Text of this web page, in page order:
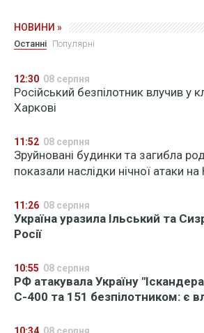
НОВИНИ »
Останні Популярні
12:30 08 серпня
Російський безпілотник влучив у
Харкові
11:52 08 серпня
Зруйновані будинки та загибла
показали наслідки нічної атаки на
11:26 08 серпня
Україна уразила Ільський та
Росії
10:55 08 серпня
РФ атакувала Україну
С-400 та 151 безпілотником: є